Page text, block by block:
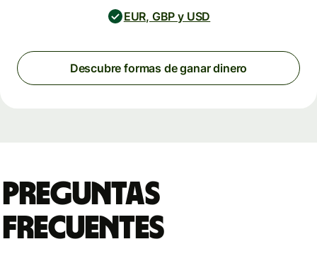
EUR, GBP y USD
Descubre formas de ganar dinero
Preguntas
frecuentes